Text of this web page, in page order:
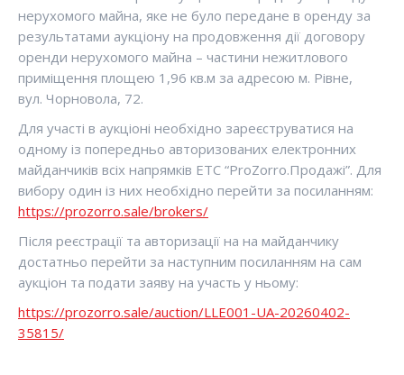
нерухомого майна, яке не було передане в оренду за
результатами аукціону на продовження дії договору
оренди нерухомого майна – частини нежитлового
приміщення площею 1,96 кв.м за адресою м. Рівне,
вул. Чорновола, 72.
Для участі в аукціоні необхідно зареєструватися на
одному із попередньо авторизованих електронних
майданчиків всіх напрямків ЕТС “ProZorro.Продажі”. Для
вибору один із них необхідно перейти за посиланням:
https://prozorro.sale/brokers/
Після реєстрації та авторизації на на майданчику
достатньо перейти за наступним посиланням на сам
аукціон та подати заяву на участь у ньому:
https://prozorro.sale/auction/LLE001-UA-20260402-
35815/